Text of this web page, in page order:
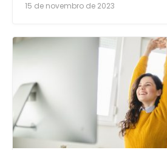
15 de novembro de 2023